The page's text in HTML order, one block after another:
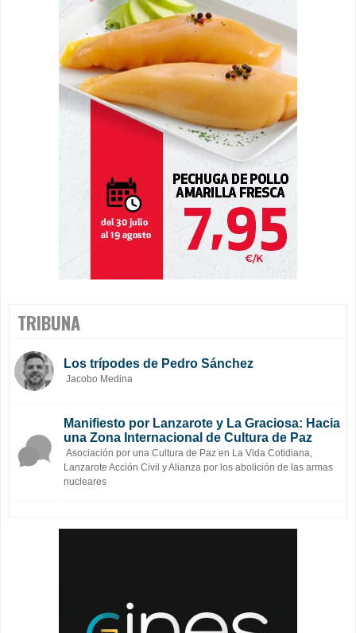
TRIBUNA
Los trípodes de Pedro Sánchez
Jacobo Medina
Manifiesto por Lanzarote y La Graciosa: Hacia
una Zona Internacional de Cultura de Paz
Asociación por una Cultura de Paz en La Vida Cotidiana,
Lanzarote Acción Civil y Alianza por los abolición de las armas
nucleares